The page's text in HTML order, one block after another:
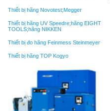
Thiết bị hãng Novotest;Megger
Thiết bị hãng UV Speedre;hãng EIGHT
TOOLS;hãng NIKKEN
Thiết bị đo hãng Feinmess Steinmeyer
Thiết bị hãng TOP Kogyo